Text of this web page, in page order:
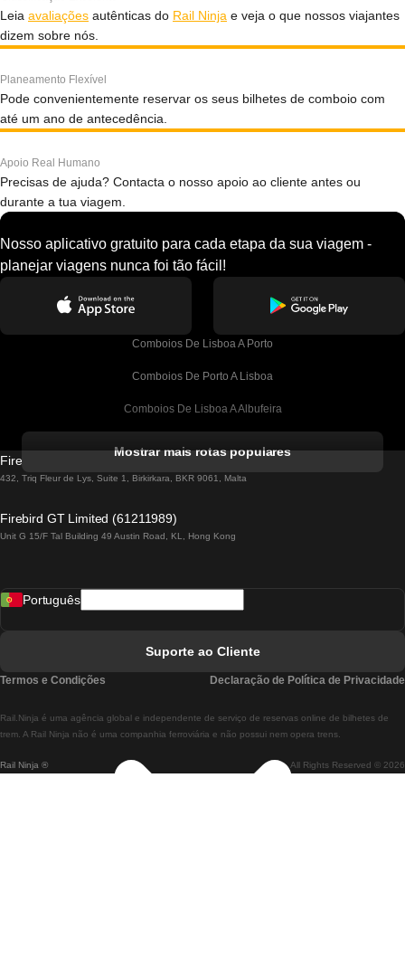
Leia avaliações autênticas do Rail Ninja e veja o que nossos viajantes
dizem sobre nós.
Planeamento Flexível
Pode convenientemente reservar os seus bilhetes de comboio com
até um ano de antecedência.
Apoio Real Humano
Precisas de ajuda? Contacta o nosso apoio ao cliente antes ou
durante a tua viagem.
Nosso aplicativo gratuito para cada etapa da sua viagem -
planejar viagens nunca foi tão fácil!
Comboios De Lisboa A Porto
Comboios De Porto A Lisboa
Comboios De Lisboa A Albufeira
Comboios De Lisboa A Lagos
Comboios De Lisboa A Madrid
Comboios De Lisboa A Braga
Comboios De Braga A Lisboa
Mostrar mais rotas populares
Firebird GT Limited (OC 1451)
432, Triq Fleur de Lys, Suite 1, Birkirkara, BKR 9061, Malta
Firebird GT Limited (61211989)
Unit G 15/F Tal Building 49 Austin Road, KL, Hong Kong
Rail Ninja ® All Rights Reserved © 2026
Rail.Ninja é uma agência global e independente de serviço de reservas online de bilhetes de
trem. A Rail Ninja não é uma companhia ferroviária e não possui nem opera trens.
Português
Suporte ao Cliente
Termos e Condições Declaração de Política de Privacidade